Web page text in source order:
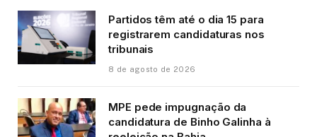
Partidos têm até o dia 15 para
registrarem candidaturas nos
tribunais
8 de agosto de 2026
MPE pede impugnação da
candidatura de Binho Galinha à